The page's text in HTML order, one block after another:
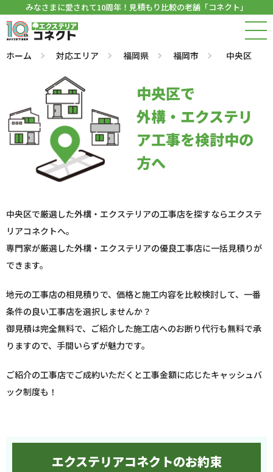
みなさまに愛されて10周年！見積もり比較の老舗「コネクト」
ホーム 対応エリア 福岡県 福岡市 中央区
中央区で
外構・エクステリ
ア工事を検討中の
方へ
中央区で厳選した外構・エクステリアの工事店を探すならエクステ
リアコネクトへ。
専門家が厳選した外構・エクステリアの優良工事店に一括見積りが
できます。
地元の工事店の相見積りで、価格と施工内容を比較検討して、一番
条件の良い工事店を選択しませんか？
御見積は完全無料で、ご紹介した施工店へのお断り代行も無料で承
りますので、手間いらずが魅力です。
ご紹介の工事店でご成約いただくと工事金額に応じたキャッシュバ
ック制度も！
エクステリアコネクトのお約束